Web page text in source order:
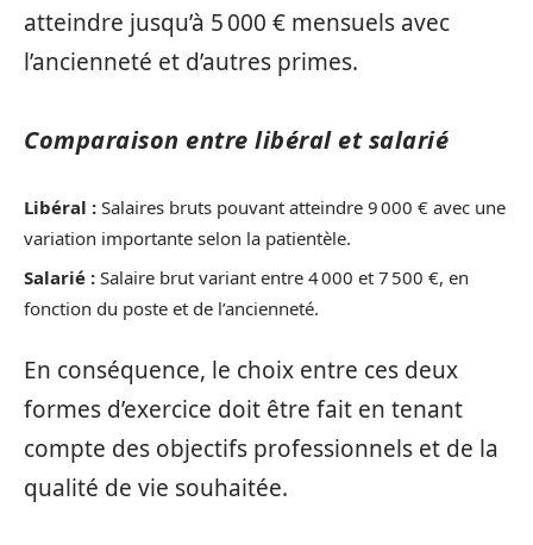
atteindre jusqu’à 5 000 € mensuels avec
l’ancienneté et d’autres primes.
Comparaison entre libéral et salarié
Libéral : Salaires bruts pouvant atteindre 9 000 € avec une
variation importante selon la patientèle.
Salarié : Salaire brut variant entre 4 000 et 7 500 €, en
fonction du poste et de l’ancienneté.
En conséquence, le choix entre ces deux
formes d’exercice doit être fait en tenant
compte des objectifs professionnels et de la
qualité de vie souhaitée.